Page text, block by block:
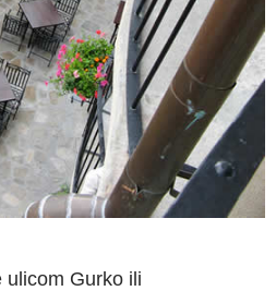
ulicom Gurko ili